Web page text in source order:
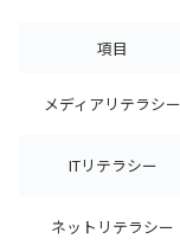
項目
メディアリテラシー
ITリテラシー
ネットリテラシー